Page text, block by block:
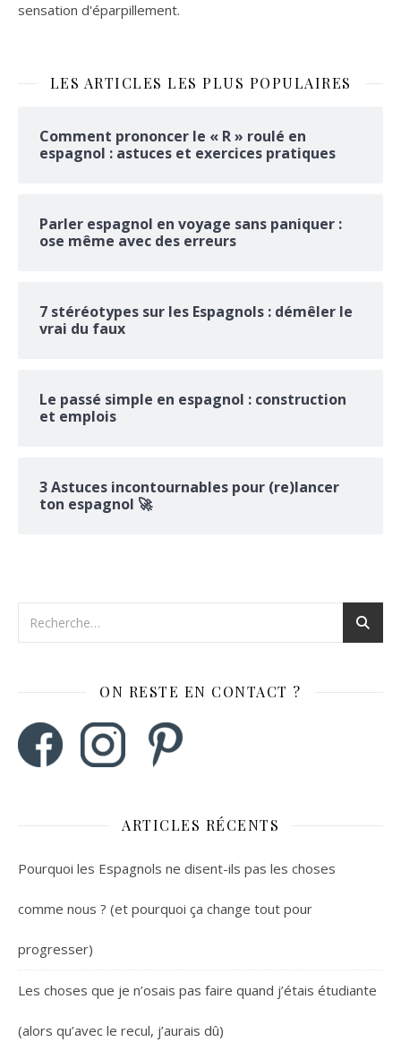
sensation d'éparpillement.
LES ARTICLES LES PLUS POPULAIRES
Comment prononcer le « R » roulé en
espagnol : astuces et exercices pratiques
Parler espagnol en voyage sans paniquer :
ose même avec des erreurs
7 stéréotypes sur les Espagnols : démêler le
vrai du faux
Le passé simple en espagnol : construction
et emplois
3 Astuces incontournables pour (re)lancer
ton espagnol 🚀
ON RESTE EN CONTACT ?
ARTICLES RÉCENTS
Pourquoi les Espagnols ne disent-ils pas les choses
comme nous ? (et pourquoi ça change tout pour
progresser)
Les choses que je n’osais pas faire quand j’étais étudiante
(alors qu’avec le recul, j’aurais dû)